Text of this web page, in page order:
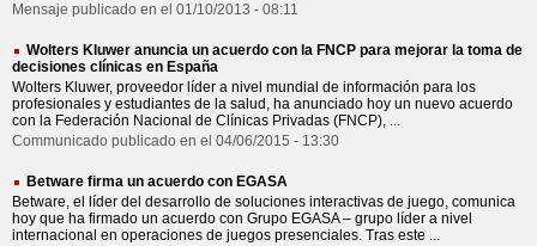
Mensaje publicado en el 01/10/2013 - 08:11
Wolters Kluwer anuncia un acuerdo con la FNCP para mejorar la toma de
decisiones clínicas en España
Wolters Kluwer, proveedor líder a nivel mundial de información para los
profesionales y estudiantes de la salud, ha anunciado hoy un nuevo acuerdo
con la Federación Nacional de Clínicas Privadas (FNCP), ...
Communicado publicado en el 04/06/2015 - 13:30
Betware firma un acuerdo con EGASA
Betware, el líder del desarrollo de soluciones interactivas de juego, comunica
hoy que ha firmado un acuerdo con Grupo EGASA – grupo líder a nivel
internacional en operaciones de juegos presenciales. Tras este ...